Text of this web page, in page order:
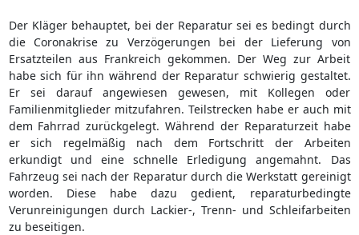
Der Kläger behauptet, bei der Reparatur sei es bedingt durch
die Coronakrise zu Verzögerungen bei der Lieferung von
Ersatzteilen aus Frankreich gekommen. Der Weg zur Arbeit
habe sich für ihn während der Reparatur schwierig gestaltet.
Er sei darauf angewiesen gewesen, mit Kollegen oder
Familienmitglieder mitzufahren. Teilstrecken habe er auch mit
dem Fahrrad zurückgelegt. Während der Reparaturzeit habe
er sich regelmäßig nach dem Fortschritt der Arbeiten
erkundigt und eine schnelle Erledigung angemahnt. Das
Fahrzeug sei nach der Reparatur durch die Werkstatt gereinigt
worden. Diese habe dazu gedient, reparaturbedingte
Verunreinigungen durch Lackier-, Trenn- und Schleifarbeiten
zu beseitigen.